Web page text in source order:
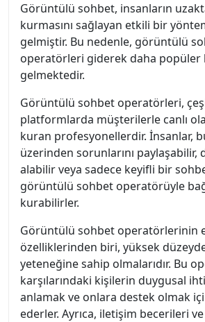
Görüntülü sohbet, insanların
kurmasını sağlayan etkili bir
gelmiştir. Bu nedenle, görüntülü
operatörleri giderek daha popüler
gelmektedir.
Görüntülü sohbet operatörleri,
platformlarda müşterilerle canlı
kuran profesyonellerdir. İnsanlar,
üzerinden sorunlarını paylaşabilir,
alabilir veya sadece keyifli bir
görüntülü sohbet operatörüyle
kurabilirler.
Görüntülü sohbet operatörlerinin
özelliklerinden biri, yüksek
yeteneğine sahip olmalarıdır. Bu
karşılarındaki kişilerin duygusal
anlamak ve onlara destek olmak
ederler. Ayrıca, iletişim becerileri